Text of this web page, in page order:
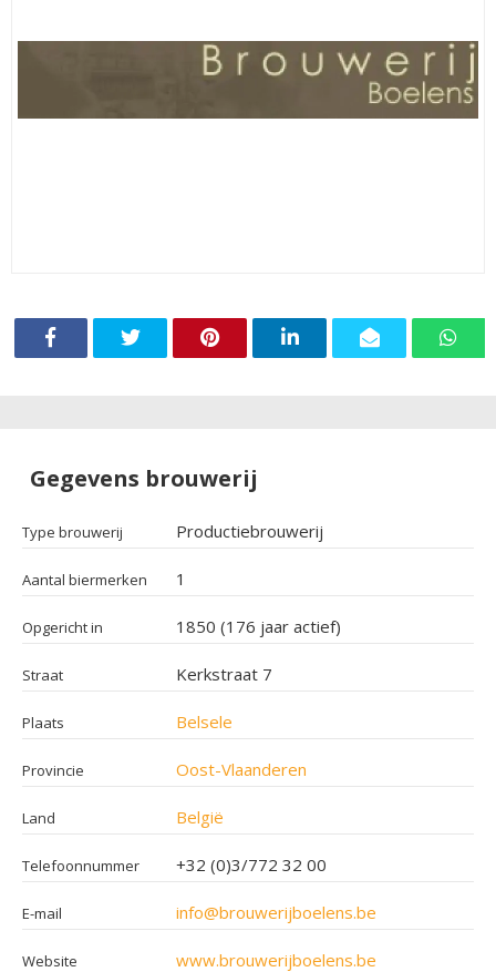
Gegevens brouwerij
Type brouwerij Productiebrouwerij
Aantal biermerken 1
Opgericht in 1850 (176 jaar actief)
Straat Kerkstraat 7
Plaats Belsele
Provincie Oost-Vlaanderen
Land België
Telefoonnummer +32 (0)3/772 32 00
E-mail info@brouwerijboelens.be
Website www.brouwerijboelens.be